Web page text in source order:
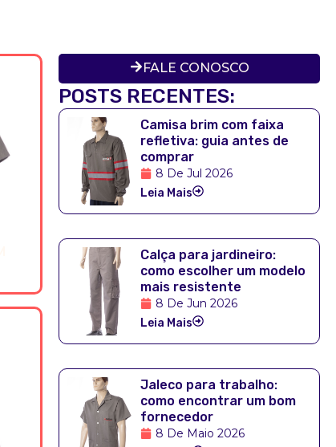
FALE CONOSCO
POSTS RECENTES:
Camisa brim com faixa
refletiva: guia antes de
comprar
8 De Jul 2026
Leia Mais
Calça para jardineiro:
como escolher um modelo
mais resistente
8 De Jun 2026
Leia Mais
Jaleco para trabalho:
como encontrar um bom
fornecedor
8 De Maio 2026